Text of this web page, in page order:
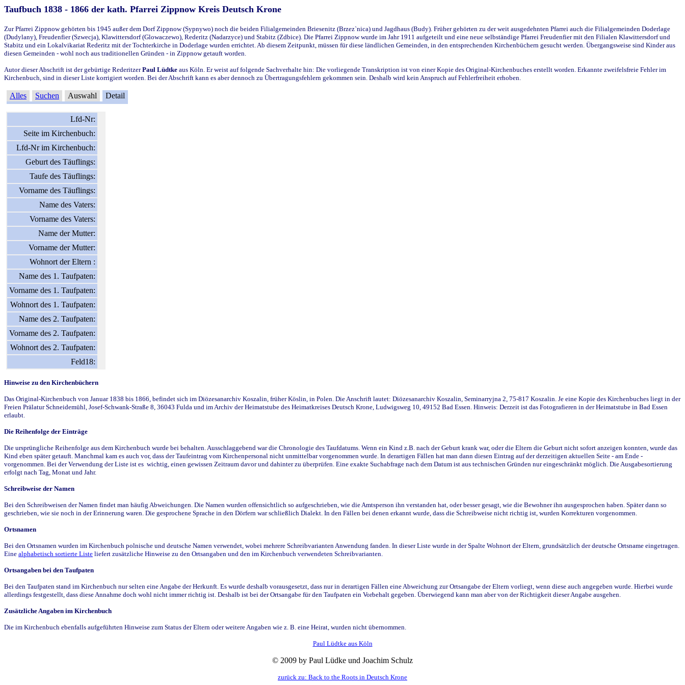
Taufbuch 1838 - 1866 der kath. Pfarrei Zippnow Kreis Deutsch Krone
Zur Pfarrei Zippnow gehörten bis 1945 außer dem Dorf Zippnow (Sypnywo) noch die beiden Filialgemeinden Briesenitz (Brzez`nica) und Jagdhaus (Budy). Früher gehörten zu der weit ausgedehnten Pfarrei auch die Filialgemeinden Doderlage
(Dudylany), Freudenfier (Szwecja), Klawittersdorf (Glowaczewo), Rederitz (Nadarzyce) und Stabitz (Zdbice). Die Pfarrei Zippnow wurde im Jahr 1911 aufgeteilt und eine neue selbständige Pfarrei Freudenfier mit den Filialen Klawittersdorf und
Stabitz und ein Lokalvikariat Rederitz mit der Tochterkirche in Doderlage wurden errichtet. Ab diesem Zeitpunkt, müssen für diese ländlichen Gemeinden, in den entsprechenden Kirchenbüchern gesucht werden. Übergangsweise sind Kinder aus
diesen Gemeinden - wohl noch aus traditionellen Gründen - in Zippnow getauft worden.
Autor dieser Abschrift ist der gebürtige RederitzerPaul Lüdtke aus Köln. Er weist auf folgende Sachverhalte hin: Die vorliegende Transkription ist von einer Kopie des Original-Kirchenbuches erstellt worden. Erkannte zweifelsfreie Fehler im
Kirchenbuch, sind in dieser Liste korrigiert worden. Bei der Abschrift kann es aber dennoch zu Übertragungsfehlern gekommen sein. Deshalb wird kein Anspruch auf Fehlerfreiheit erhoben.
Alles Suchen Auswahl Detail
Lfd-Nr:
Seite im Kirchenbuch:
Lfd-Nr im Kirchenbuch:
Geburt des Täuflings:
Taufe des Täuflings:
Vorname des Täuflings:
Name des Vaters:
Vorname des Vaters:
Name der Mutter:
Vorname der Mutter:
Wohnort der Eltern :
Name des 1. Taufpaten:
Vorname des 1. Taufpaten:
Wohnort des 1. Taufpaten:
Name des 2. Taufpaten:
Vorname des 2. Taufpaten:
Wohnort des 2. Taufpaten:
Feld18:
Hinweise zu den Kirchenbüchern
Das Original-Kirchenbuch von Januar 1838 bis 1866, befindet sich im Diözesanarchiv Koszalin, früher Köslin, in Polen. Die Anschrift lautet: Diözesanarchiv Koszalin, Seminarryjna 2, 75-817 Koszalin. Je eine Kopie des Kirchenbuches liegt in der
Freien Prälatur Schneidemühl, Josef-Schwank-Straße 8, 36043 Fulda und im Archiv der Heimatstube des Heimatkreises Deutsch Krone, Ludwigsweg 10, 49152 Bad Essen. Hinweis: Derzeit ist das Fotografieren in der Heimatstube in Bad Essen
erlaubt.
Die Reihenfolge der Einträge
Die ursprüngliche Reihenfolge aus dem Kirchenbuch wurde bei behalten. Ausschlaggebend war die Chronologie des Taufdatums. Wenn ein Kind z.B. nach der Geburt krank war, oder die Eltern die Geburt nicht sofort anzeigen konnten, wurde das
Kind eben später getauft. Manchmal kam es auch vor, dass der Taufeintrag vom Kirchenpersonal nicht unmittelbar vorgenommen wurde. In derartigen Fällen hat man dann diesen Eintrag auf der derzeitigen aktuellen Seite - am Ende -
vorgenommen. Bei der Verwendung der Liste ist es wichtig, einen gewissen Zeitraum davor und dahinter zu überprüfen. Eine exakte Suchabfrage nach dem Datum ist aus technischen Gründen nur eingeschränkt möglich. Die Ausgabesortierung
erfolgt nach Tag, Monat und Jahr.
Schreibweise der Namen
Bei den Schreibweisen der Namen findet man häufig Abweichungen. Die Namen wurden offensichtlich so aufgeschrieben, wie die Amtsperson ihn verstanden hat, oder besser gesagt, wie die Bewohner ihn ausgesprochen haben. Später dann so
geschrieben, wie sie noch in der Erinnerung waren. Die gesprochene Sprache in den Dörfern war schließlich Dialekt. In den Fällen bei denen erkannt wurde, dass die Schreibweise nicht richtig ist, wurden Korrekturen vorgenommen.
Ortsnamen
Bei den Ortsnamen wurden im Kirchenbuch polnische und deutsche Namen verwendet, wobei mehrere Schreibvarianten Anwendung fanden. In dieser Liste wurde in der Spalte Wohnort der Eltern, grundsätzlich der deutsche Ortsname eingetragen.
Eine alphabetisch sortierte Liste liefert zusätzliche Hinweise zu den Ortsangaben und den im Kirchenbuch verwendeten Schreibvarianten.
Ortsangaben bei den Taufpaten
Bei den Taufpaten stand im Kirchenbuch nur selten eine Angabe der Herkunft. Es wurde deshalb vorausgesetzt, dass nur in derartigen Fällen eine Abweichung zur Ortsangabe der Eltern vorliegt, wenn diese auch angegeben wurde. Hierbei wurde
allerdings festgestellt, dass diese Annahme doch wohl nicht immer richtig ist. Deshalb ist bei der Ortsangabe für den Taufpaten ein Vorbehalt gegeben. Überwiegend kann man aber von der Richtigkeit dieser Angabe ausgehen.
Zusätzliche Angaben im Kirchenbuch
Die im Kirchenbuch ebenfalls aufgeführten Hinweise zum Status der Eltern oder weitere Angaben wie z. B. eine Heirat, wurden nicht übernommen.
Paul Lüdtke aus Köln
© 2009 by Paul Lüdke und Joachim Schulz
zurück zu: Back to the Roots in Deutsch Krone